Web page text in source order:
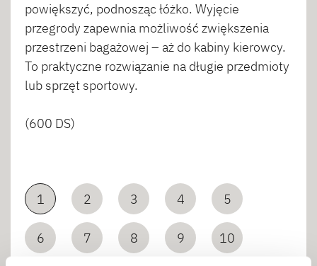
powiększyć, podnosząc łóżko. Wyjęcie
przegrody zapewnia możliwość zwiększenia
przestrzeni bagażowej – aż do kabiny kierowcy.
To praktyczne rozwiązanie na długie przedmioty
lub sprzęt sportowy.
(600 DS)
1 2 3 4 5
6 7 8 9 10